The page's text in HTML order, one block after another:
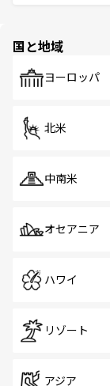
で、
国と地域
ヨーロッパ
北米
中南米
オセアニア
ハワイ
リゾート
アジア